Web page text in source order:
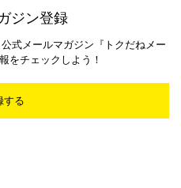
ジン登録
式メールマガジン『トクだねメー
をチェックしよう！
する